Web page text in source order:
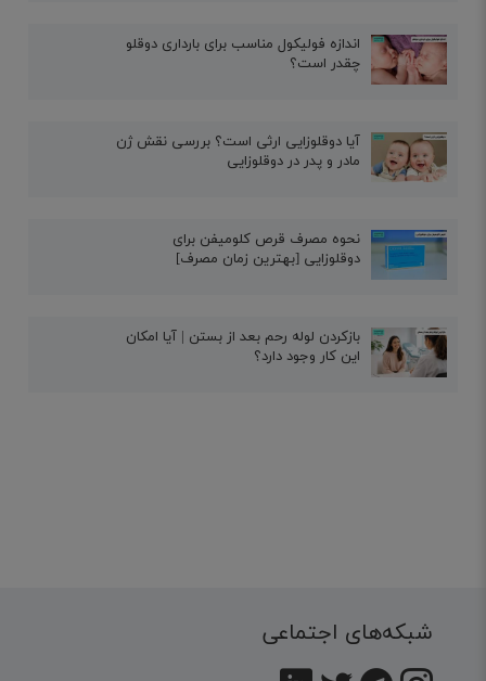
اندازه فولیکول مناسب برای بارداری دوقلو
چقدر است؟
آیا دوقلوزایی ارثی است؟ بررسی نقش ژن
مادر و پدر در دوقلوزایی
نحوه مصرف قرص کلومیفن برای
دوقلوزایی [بهترین زمان مصرف]
بازکردن لوله رحم بعد از بستن | آیا امکان
این کار وجود دارد؟
شبکه‌های اجتماعی